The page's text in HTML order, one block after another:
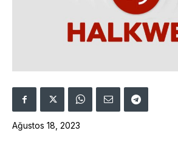
Ağustos 18, 2023